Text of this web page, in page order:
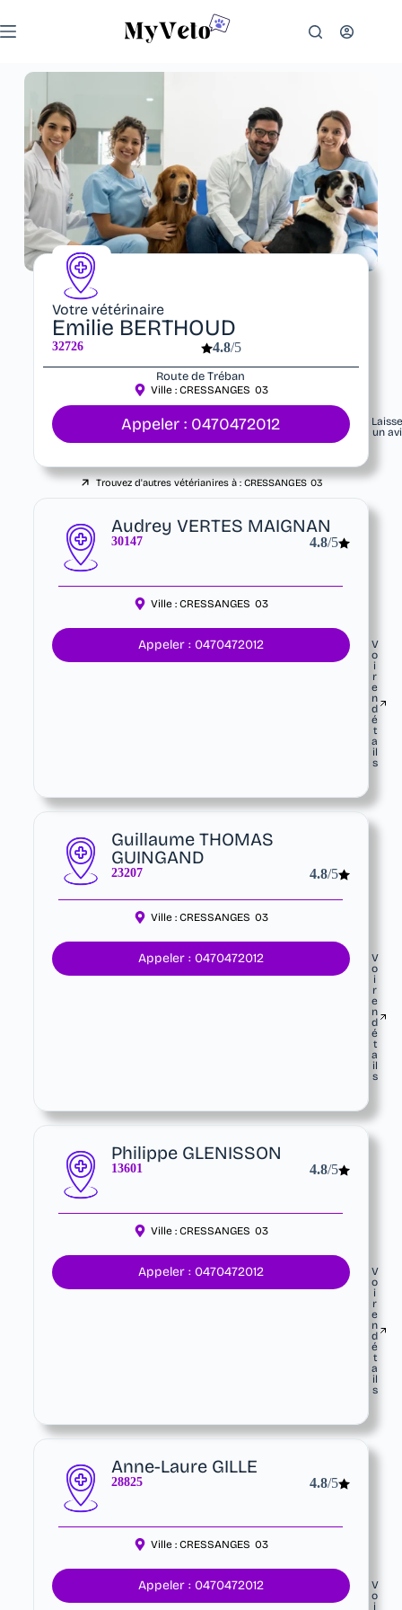
Votre vétérinaire
Emilie BERTHOUD
32726 4.8/5
Route de Tréban
Ville : CRESSANGES 03
Appeler : 0470472012
un
Trouvez d'autres vétérianires à : CRESSANGES 03
Audrey VERTES MAIGNAN
30147 4.8/5
Ville : CRESSANGES 03
Appeler : 0470472012
V
o
i
r
e
n
d
é
t
a
il
s
Guillaume THOMAS
GUINGAND
23207 4.8/5
Ville : CRESSANGES 03
Appeler : 0470472012
V
o
i
r
e
n
d
é
t
a
il
s
Philippe GLENISSON
13601 4.8/5
Ville : CRESSANGES 03
Appeler : 0470472012
V
o
i
r
e
n
d
é
t
a
il
s
Anne-Laure GILLE
28825 4.8/5
Ville : CRESSANGES 03
Appeler : 0470472012
V
o
i